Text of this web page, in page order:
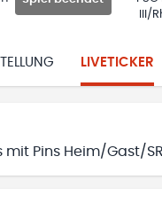
III/
LIVETICKER
mit Pins Heim/Gast/